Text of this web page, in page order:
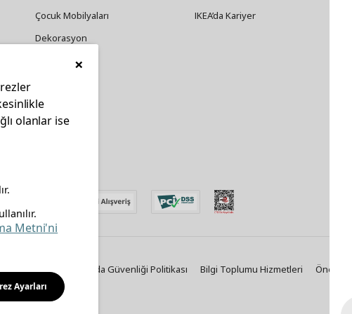
Çocuk Mobilyaları
Dekorasyon
Züccaciye
IKEA’da Kariyer
linkedin
Kalite Politikası Gıda Güvenliği Politikası Bilgi Toplumu Hizmetleri Önemli
×
olanlar ise
Metni'ni
Ayarları